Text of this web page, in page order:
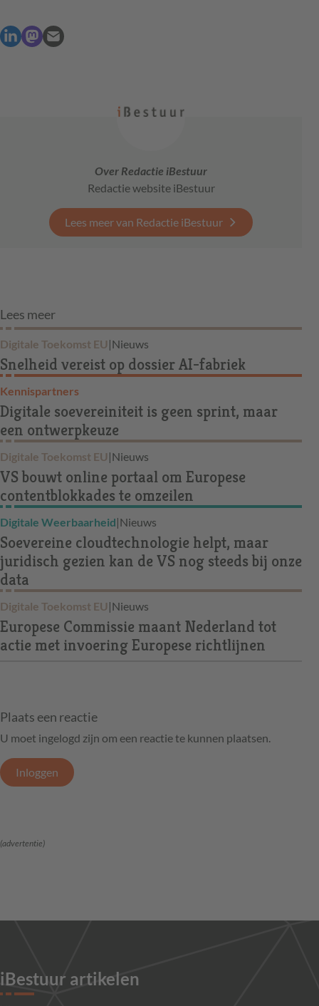
Over Redactie iBestuur
Redactie website iBestuur
Lees meer van Redactie iBestuur
Lees meer
Digitale Toekomst EU |Nieuws
Snelheid vereist op dossier AI-fabriek
Kennispartners
Digitale soevereiniteit is geen sprint, maar
een ontwerpkeuze
Digitale Toekomst EU |Nieuws
VS bouwt online portaal om Europese
contentblokkades te omzeilen
Digitale Weerbaarheid|Nieuws
Soevereine cloudtechnologie helpt, maar
juridisch gezien kan de VS nog steeds bij onze
data
Digitale Toekomst EU |Nieuws
Europese Commissie maant Nederland tot
actie met invoering Europese richtlijnen
Plaats een reactie
U moet ingelogd zijn om een reactie te kunnen plaatsen.
Inloggen
(advertentie)
iBestuur artikelen